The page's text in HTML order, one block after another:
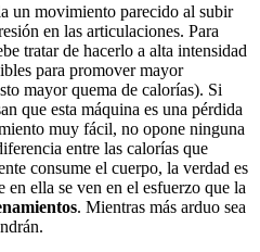
un movimiento parecido al subir
en las articulaciones. Para
tratar de hacerlo a alta intensidad
para promover mayor
mayor quema de calorías). Si
que esta máquina es una pérdida
muy fácil, no opone ninguna
entre las calorías que
consume el cuerpo, la verdad es
en ella se ven en el esfuerzo que la
. Mientras más arduo sea